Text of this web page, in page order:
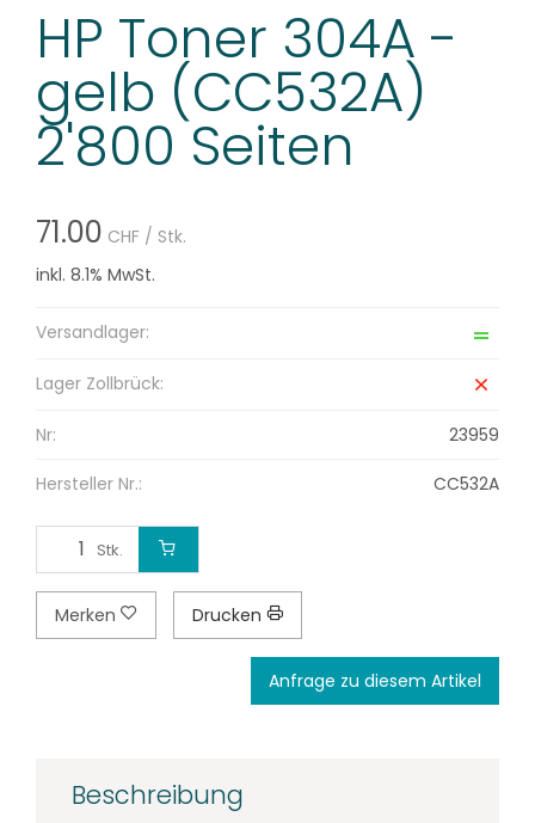
HP Toner 304A -
gelb (CC532A)
2'800 Seiten
71.00 CHF / Stk.
inkl. 8.1% MwSt.
Versandlager:
Lager Zollbrück:
Nr: 23959
Hersteller Nr.: CC532A
Stk.
Merken Drucken
Anfrage zu diesem Artikel
Beschreibung